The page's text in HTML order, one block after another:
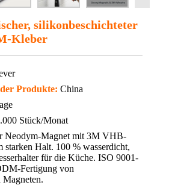
silikonbeschichteter
Kleber
Produkte: China
Stück/Monat
Neodym-Magnet mit 3M VHB-
starken Halt. 100 % wasserdicht,
für die Küche. ISO 9001-
Fertigung von
Magneten.